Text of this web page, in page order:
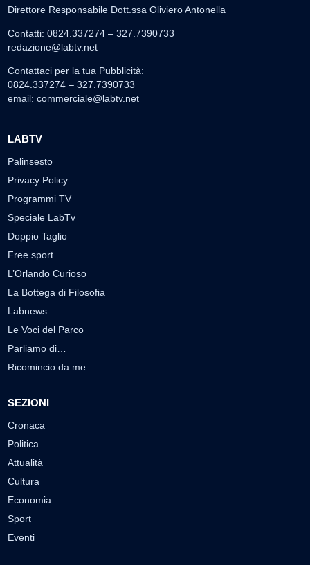
Direttore Responsabile Dott.ssa Oliviero Antonella
Contatti: 0824.337274 – 327.7390733
redazione@labtv.net
Contattaci per la tua Pubblicità:
0824.337274 – 327.7390733
email: commerciale@labtv.net
LABTV
Palinsesto
Privacy Policy
Programmi TV
Speciale LabTv
Doppio Taglio
Free sport
L’Orlando Curioso
La Bottega di Filosofia
Labnews
Le Voci del Parco
Parliamo di…
Ricomincio da me
SEZIONI
Cronaca
Politica
Attualità
Cultura
Economia
Sport
Eventi